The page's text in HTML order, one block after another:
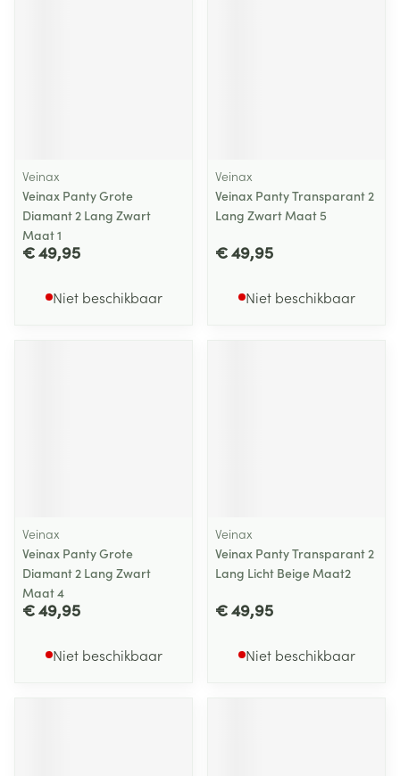
Veinax
Veinax Panty Grote
Diamant 2 Lang Zwart
Maat 1
€ 49,95
Niet beschikbaar
Veinax
Veinax Panty Transparant 2
Lang Zwart Maat 5
€ 49,95
Niet beschikbaar
Veinax
Veinax Panty Grote
Diamant 2 Lang Zwart
Maat 4
€ 49,95
Niet beschikbaar
Veinax
Veinax Panty Transparant 2
Lang Licht Beige Maat2
€ 49,95
Niet beschikbaar